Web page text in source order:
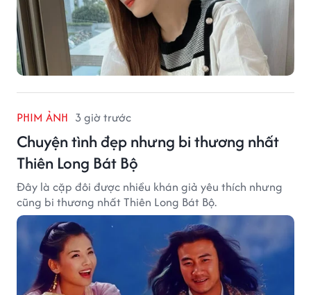
PHIM ẢNH 3 giờ trước
Chuyện tình đẹp nhưng bi thương nhất
Thiên Long Bát Bộ
Đây là cặp đôi được nhiều khán giả yêu thích nhưng
cũng bi thương nhất Thiên Long Bát Bộ.